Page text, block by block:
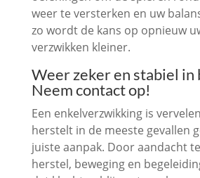
weer te versterken en uw
zo wordt de kans op opnieuw
verzwikken kleiner.
Weer zeker en stabiel in
Neem contact op!
Een enkelverzwikking is
herstelt in de meeste gevallen
juiste aanpak. Door aandacht
herstel, beweging en